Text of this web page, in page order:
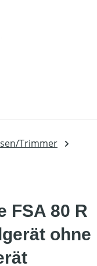
Trimmer
FSA 80 R
ohne